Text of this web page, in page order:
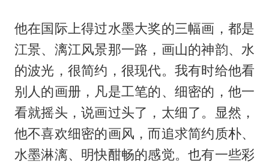
他在国际上得过水墨大奖的三幅画，都是
江景、漓江风景那一路，画山的神韵、水
的波光，很简约，很现代。我有时给他看
别人的画册，凡是工笔的、细密的，他一
看就摇头，说画过头了，太细了。显然，
他不喜欢细密的画风，而追求简约质朴、
水墨淋漓、明快酣畅的感觉。也有一些彩